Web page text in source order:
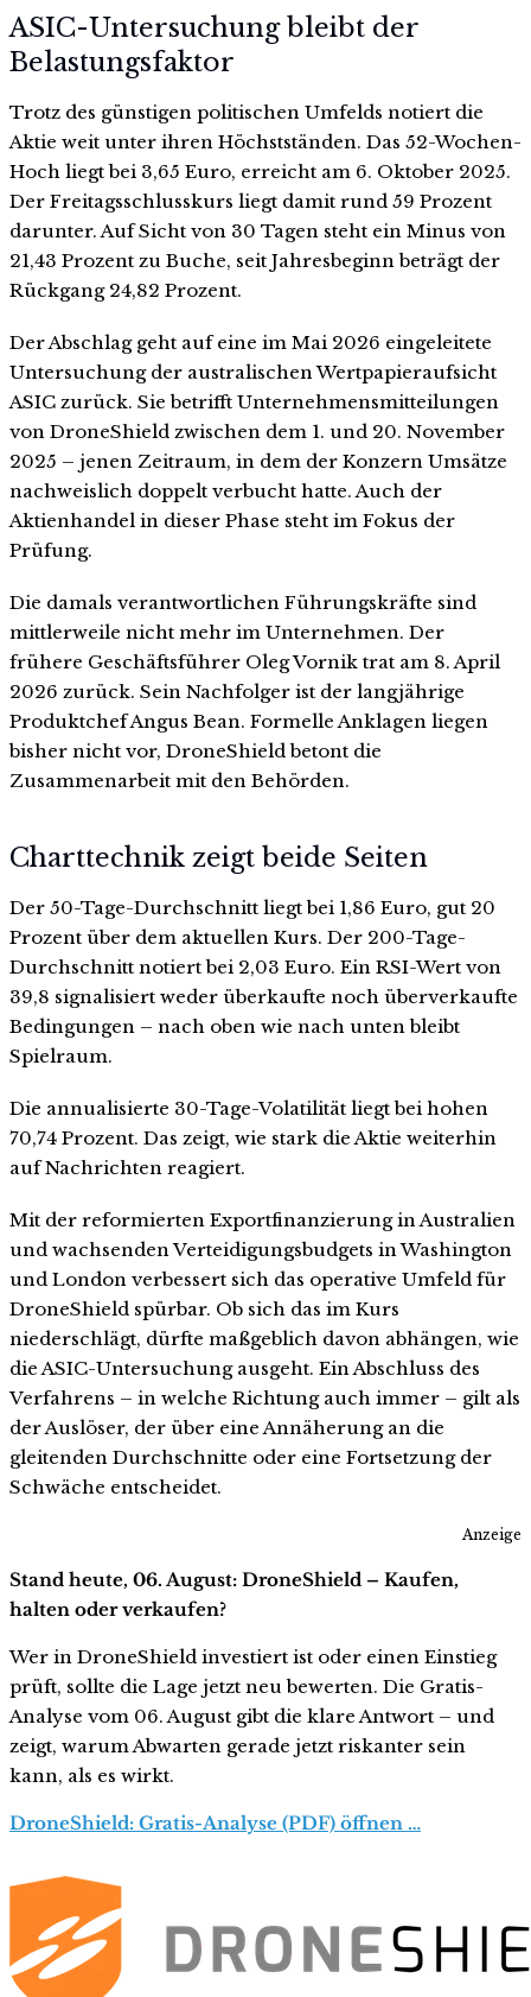
ASIC-Untersuchung bleibt der
Belastungsfaktor
Trotz des günstigen politischen Umfelds notiert die
Aktie weit unter ihren Höchstständen. Das 52-Wochen-
Hoch liegt bei 3,65 Euro, erreicht am 6. Oktober 2025.
Der Freitagsschlusskurs liegt damit rund 59 Prozent
darunter. Auf Sicht von 30 Tagen steht ein Minus von
21,43 Prozent zu Buche, seit Jahresbeginn beträgt der
Rückgang 24,82 Prozent.
Der Abschlag geht auf eine im Mai 2026 eingeleitete
Untersuchung der australischen Wertpapieraufsicht
ASIC zurück. Sie betrifft Unternehmensmitteilungen
von DroneShield zwischen dem 1. und 20. November
2025 – jenen Zeitraum, in dem der Konzern Umsätze
nachweislich doppelt verbucht hatte. Auch der
Aktienhandel in dieser Phase steht im Fokus der
Prüfung.
Die damals verantwortlichen Führungskräfte sind
mittlerweile nicht mehr im Unternehmen. Der
frühere Geschäftsführer Oleg Vornik trat am 8. April
2026 zurück. Sein Nachfolger ist der langjährige
Produktchef Angus Bean. Formelle Anklagen liegen
bisher nicht vor, DroneShield betont die
Zusammenarbeit mit den Behörden.
Charttechnik zeigt beide Seiten
Der 50-Tage-Durchschnitt liegt bei 1,86 Euro, gut 20
Prozent über dem aktuellen Kurs. Der 200-Tage-
Durchschnitt notiert bei 2,03 Euro. Ein RSI-Wert von
39,8 signalisiert weder überkaufte noch überverkaufte
Bedingungen – nach oben wie nach unten bleibt
Spielraum.
Die annualisierte 30-Tage-Volatilität liegt bei hohen
70,74 Prozent. Das zeigt, wie stark die Aktie weiterhin
auf Nachrichten reagiert.
Mit der reformierten Exportfinanzierung in Australien
und wachsenden Verteidigungsbudgets in Washington
und London verbessert sich das operative Umfeld für
DroneShield spürbar. Ob sich das im Kurs
niederschlägt, dürfte maßgeblich davon abhängen, wie
die ASIC-Untersuchung ausgeht. Ein Abschluss des
Verfahrens – in welche Richtung auch immer – gilt als
der Auslöser, der über eine Annäherung an die
gleitenden Durchschnitte oder eine Fortsetzung der
Schwäche entscheidet.
Anzeige
Stand heute, 06. August: DroneShield – Kaufen,
halten oder verkaufen?
Wer in DroneShield investiert ist oder einen Einstieg
prüft, sollte die Lage jetzt neu bewerten. Die Gratis-
Analyse vom 06. August gibt die klare Antwort – und
zeigt, warum Abwarten gerade jetzt riskanter sein
kann, als es wirkt.
DroneShield: Gratis-Analyse (PDF) öffnen …